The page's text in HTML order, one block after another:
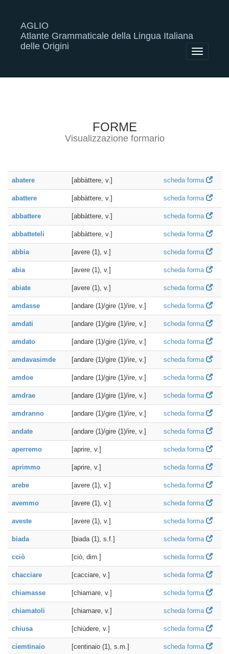
AGLIO
Atlante Grammaticale della Lingua Italiana
delle Origini
Toggle
FORME
Visualizzazione formario
abatere [abbàttere, v.] scheda forma
abattere [abbàttere, v.] scheda forma
abbattere [abbàttere, v.] scheda forma
abbatteteli [abbàttere, v.] scheda forma
abbia [avere (1), v.] scheda forma
abia [avere (1), v.] scheda forma
abiate [avere (1), v.] scheda forma
amdasse [andare (1)/gire (1)/ire, v.] scheda forma
amdati [andare (1)/gire (1)/ire, v.] scheda forma
amdato [andare (1)/gire (1)/ire, v.] scheda forma
amdavasimde [andare (1)/gire (1)/ire, v.] scheda forma
amdoe [andare (1)/gire (1)/ire, v.] scheda forma
amdrae [andare (1)/gire (1)/ire, v.] scheda forma
amdranno [andare (1)/gire (1)/ire, v.] scheda forma
andate [andare (1)/gire (1)/ire, v.] scheda forma
aperremo [aprire, v.] scheda forma
aprimmo [aprire, v.] scheda forma
arebe [avere (1), v.] scheda forma
avemmo [avere (1), v.] scheda forma
aveste [avere (1), v.] scheda forma
biada [biada (1), s.f.] scheda forma
cciò [ciò, dim.] scheda forma
chacciare [cacciare, v.] scheda forma
chiamasse [chiamare, v.] scheda forma
chiamatoli [chiamare, v.] scheda forma
chiusa [chiùdere, v.] scheda forma
ciemtinaio [centinaio (1), s.m.] scheda forma